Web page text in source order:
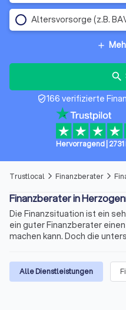
Altersvorsorge (z.B.
add
search
verified_user166 verifizierte
Hervorragend| 2731
Trustlocal arrow_forward_ios Finanzberater arrow_forward_ios
Finanzberater in
Die Finanzsituation ist ein
ein guter Finanzberater
machen kann. Doch die
nach dem richtigen Berater
Ihnen für Ihre Finanzen
Immobilienfinanzierungen,
vieles mehr. Finden Sie
Alle Dienstleistungen